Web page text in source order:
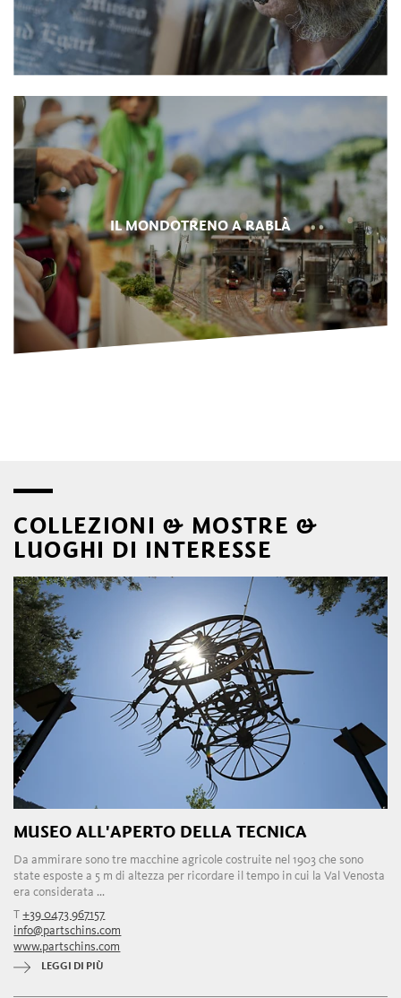
IL MONDOTRENO A RABLÀ
COLLEZIONI & MOSTRE &
LUOGHI DI INTERESSE
MUSEO ALL'APERTO DELLA TECNICA
Da ammirare sono tre macchine agricole costruite nel 1903 che sono
state esposte a 5 m di altezza per ricordare il tempo in cui la Val Venosta
era considerata ...
T+39 0473 967157
info@partschins.com
www.partschins.com
LEGGI DI PIÙ